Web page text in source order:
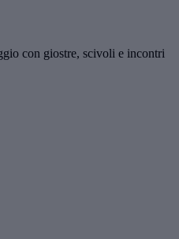
con giostre, scivoli e incontri